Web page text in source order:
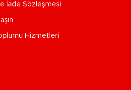
İade Sözleşmesi
Hizmetleri